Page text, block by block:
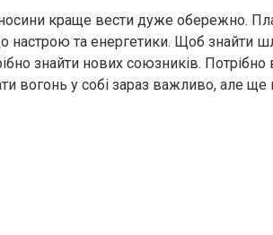
краще вести дуже обережно.
та енергетики. Щоб знайти
знайти нових союзників.
вогонь у собі зараз важливо, але